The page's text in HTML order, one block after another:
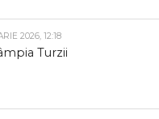
2026, 12:18
Turzii